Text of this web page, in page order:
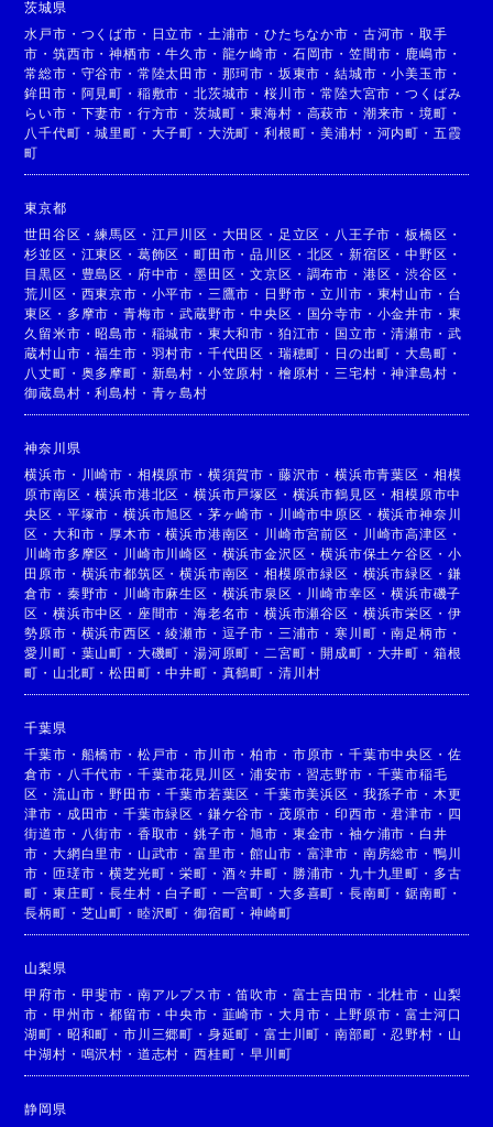
茨城県
水戸市 ・ つくば市 ・ 日立市 ・ 土浦市 ・ひたちなか市 ・ 古河市 ・ 取手
市 ・筑西市 ・神栖市 ・牛久市 ・ 龍ケ崎市 ・ 石岡市 ・ 笠間市 ・ 鹿嶋市 ・
常総市 ・ 守谷市 ・ 常陸太田市 ・ 那珂市 ・ 坂東市 ・結城市 ・小美玉市 ・
鉾田市 ・ 阿見町 ・ 稲敷市 ・北茨城市 ・桜川市 ・常陸大宮市 ・つくばみ
らい市 ・ 下妻市 ・ 行方市 ・茨城町 ・東海村 ・ 高萩市 ・ 潮来市 ・ 境町 ・
八千代町 ・城里町 ・ 大子町 ・ 大洗町 ・利根町 ・美浦村 ・ 河内町 ・ 五霞
町
東京都
世田谷区 ・練馬区 ・ 江戸川区 ・ 大田区 ・ 足立区 ・ 八王子市 ・板橋区 ・
杉並区 ・ 江東区 ・ 葛飾区 ・町田市 ・品川区 ・ 北区 ・ 新宿区 ・中野区 ・
目黒区 ・ 豊島区 ・ 府中市 ・墨田区 ・文京区 ・ 調布市 ・ 港区 ・渋谷区 ・
荒川区 ・ 西東京市 ・ 小平市 ・ 三鷹市 ・ 日野市 ・立川市 ・ 東村山市 ・ 台
東区 ・ 多摩市 ・青梅市 ・武蔵野市 ・中央区 ・ 国分寺市 ・ 小金井市 ・ 東
久留米市 ・ 昭島市 ・ 稲城市 ・ 東大和市 ・ 狛江市 ・ 国立市 ・清瀬市 ・ 武
蔵村山市 ・福生市 ・ 羽村市 ・ 千代田区 ・ 瑞穂町 ・ 日の出町 ・大島町 ・
八丈町 ・ 奥多摩町 ・ 新島村 ・ 小笠原村 ・ 檜原村 ・三宅村 ・神津島村 ・
御蔵島村 ・利島村 ・ 青ヶ島村
神奈川県
横浜市 ・ 川崎市 ・ 相模原市 ・ 横須賀市 ・ 藤沢市 ・横浜市青葉区 ・ 相模
原市南区 ・横浜市港北区 ・横浜市戸塚区 ・ 横浜市鶴見区 ・相模原市中
央区 ・ 平塚市 ・横浜市旭区 ・ 茅ヶ崎市 ・ 川崎市中原区 ・ 横浜市神奈川
区 ・大和市 ・ 厚木市 ・横浜市港南区 ・ 川崎市宮前区 ・ 川崎市高津区 ・
川崎市多摩区 ・ 川崎市川崎区 ・ 横浜市金沢区 ・横浜市保土ケ谷区 ・ 小
田原市 ・ 横浜市都筑区 ・横浜市南区 ・相模原市緑区 ・ 横浜市緑区 ・ 鎌
倉市 ・ 秦野市 ・ 川崎市麻生区 ・ 横浜市泉区 ・ 川崎市幸区 ・横浜市磯子
区 ・横浜市中区 ・ 座間市 ・海老名市 ・横浜市瀬谷区 ・ 横浜市栄区 ・ 伊
勢原市 ・ 横浜市西区 ・綾瀬市 ・ 逗子市 ・ 三浦市 ・寒川町 ・南足柄市 ・
愛川町 ・ 葉山町 ・ 大磯町 ・湯河原町 ・二宮町 ・ 開成町 ・ 大井町 ・ 箱根
町 ・ 山北町 ・松田町 ・中井町 ・ 真鶴町 ・ 清川村
千葉県
千葉市 ・ 船橋市 ・ 松戸市 ・市川市 ・柏市 ・ 市原市 ・ 千葉市中央区 ・ 佐
倉市 ・ 八千代市 ・ 千葉市花見川区 ・浦安市 ・習志野市 ・ 千葉市稲毛
区 ・流山市 ・野田市 ・千葉市若葉区 ・千葉市美浜区 ・ 我孫子市 ・ 木更
津市 ・ 成田市 ・千葉市緑区 ・ 鎌ケ谷市 ・ 茂原市 ・印西市 ・君津市 ・ 四
街道市 ・ 八街市 ・ 香取市 ・銚子市 ・旭市 ・ 東金市 ・ 袖ケ浦市 ・ 白井
市 ・大網白里市 ・ 山武市 ・富里市 ・館山市 ・ 富津市 ・ 南房総市 ・ 鴨川
市 ・ 匝瑳市 ・横芝光町 ・栄町 ・ 酒々井町 ・ 勝浦市 ・ 九十九里町 ・ 多古
町 ・東庄町 ・長生村 ・白子町 ・ 一宮町 ・ 大多喜町 ・ 長南町 ・鋸南町 ・
長柄町 ・ 芝山町 ・ 睦沢町 ・御宿町 ・神崎町
山梨県
甲府市 ・ 甲斐市 ・ 南アルプス市 ・笛吹市 ・ 富士吉田市 ・ 北杜市 ・ 山梨
市 ・甲州市 ・都留市 ・中央市 ・ 韮崎市 ・ 大月市 ・上野原市 ・富士河口
湖町 ・ 昭和町 ・市川三郷町 ・ 身延町 ・富士川町 ・南部町 ・忍野村 ・ 山
中湖村 ・ 鳴沢村 ・ 道志村 ・西桂町 ・早川町
静岡県